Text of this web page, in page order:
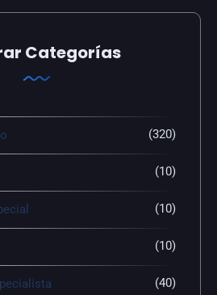
Categorías
(320)
(10)
(10)
(10)
(40)